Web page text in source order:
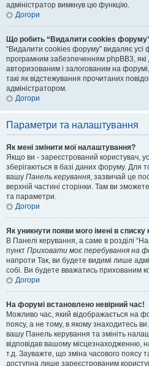
адміністратор вимкнув цю функцію.
Догори
Що робить “Видалити cookies
“Видалити cookies форуму” видаляє усі
програмним забезпеченням phpBB3,
авторизованим і залогованим на
такі як відстежування прочитаних
адміністратором.
Догори
Параметри та налаштування
Як мені змінити мої налаштування?
Якщо ви - зареєстрований користувач,
зберігаються в базі даних форуму. Для
вашу Панель керування, зазвичай це
верхній частині сторінки. Там ви
та параметри.
Догори
Як уникнути появи мого імені в списку
В Панелі керування, а саме в розділі
пункт Приховати моє перебування на
напроти Так, ви будете видимі лише
собі. Ви будете вважатись прихованим
Догори
На форумі встановлено невірний час!
Можливо час, який відображається на
поясу, а не тому, в якому знаходитесь
вашу Панель керування та змініть
відповідав вашому місцезнаходженню,
т.д. Зауважте, що зміна часового поясу
доступна лише зареєстрованим